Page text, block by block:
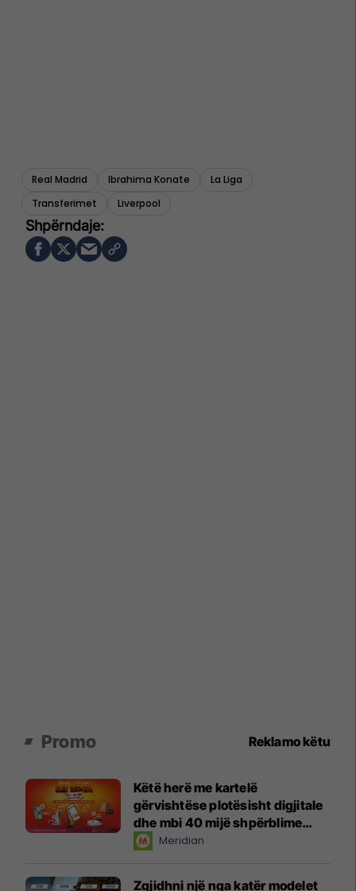
Real Madrid Ibrahima Konate
La Liga
Transferimet
Liverpool
Promo Reklamo këtu
Këtë herë me kartelë
gërvishtëse plotësisht digjitale
dhe mbi 40 mijë shpërblime
instant!Meridian
Zgjidhni një nga katër modelet